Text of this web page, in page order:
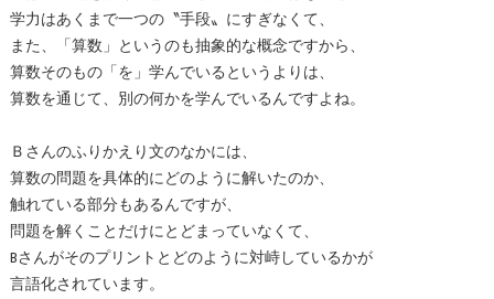
学力はあくまで一つの〝手段〟にすぎなくて、
また、「算数」というのも抽象的な概念ですから、
算数そのもの「を」学んでいるというよりは、
算数を通じて、別の何かを学んでいるんですよね。
Ｂさんのふりかえり文のなかには、
算数の問題を具体的にどのように解いたのか、
触れている部分もあるんですが、
問題を解くことだけにとどまっていなくて、
Bさんがそのプリントとどのように対峙しているかが
言語化されています。